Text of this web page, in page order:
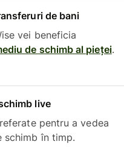
de bani
vei beneficia
de schimb al pieței.
live
pentru a vedea
schimb în timp.